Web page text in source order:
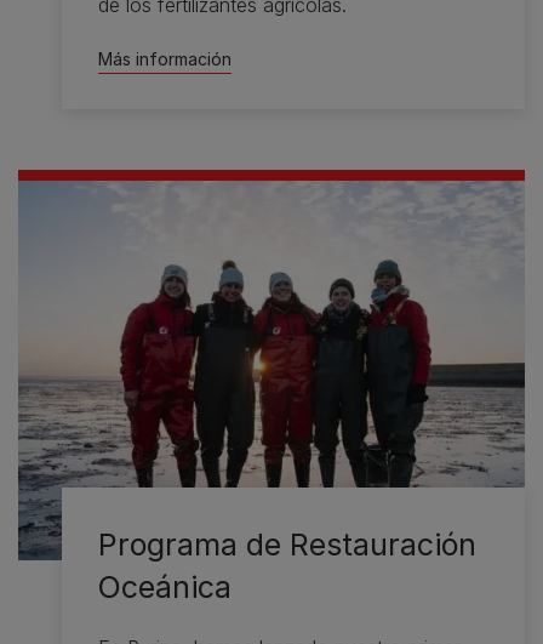
Más información
Programa de Restauración
Oceánica